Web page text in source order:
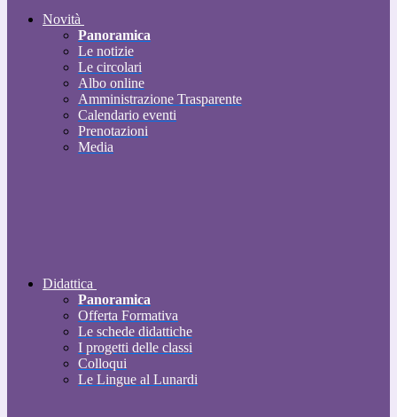
Novità
Panoramica
Le notizie
Le circolari
Albo online
Amministrazione Trasparente
Calendario eventi
Prenotazioni
Media
Didattica
Panoramica
Offerta Formativa
Le schede didattiche
I progetti delle classi
Colloqui
Le Lingue al Lunardi